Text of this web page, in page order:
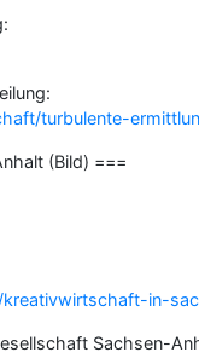
turbulente-
(Bild) ===
in-
Sachsen-